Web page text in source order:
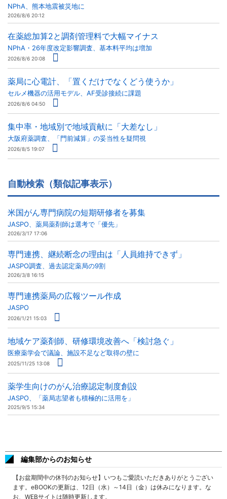
NPhA、熊本地震被災地に
2026/8/6 20:12
在薬総加算2と調剤管理料で大幅マイナス
NPhA・26年度改定影響調査、基本料平均は増加
2026/8/6 20:08
薬局に心電計、「置くだけでなくどう使うか」
セルメ機器の活用モデル、AF受診接続に課題
2026/8/6 04:50
集中率・地域別で地域貢献に「大差なし」
大阪府薬調査、「門前減算」の妥当性を疑問視
2026/8/5 19:07
自動検索（類似記事表示）
米国がん専門病院の短期研修者を募集
JASPO、薬局薬剤師は選考で「優先」
2026/3/17 17:06
専門連携、継続断念の理由は「人員維持できず」
JASPO調査、過去認定薬局の9割
2026/3/8 16:15
専門連携薬局の広報ツール作成
JASPO
2026/1/21 15:03
地域ケア薬剤師、研修環境改善へ「検討急ぐ」
医療薬学会で議論、施設不足など取得の壁に
2025/11/25 13:08
薬学生向けのがん治療認定制度創設
JASPO、「薬局志望者も積極的に活用を」
2025/9/5 15:34
編集部からのお知らせ
【お盆期間中の休刊のお知らせ】いつもご愛読いただきありがとうござい
ます。eBOOKの更新は、12日（水）～14日（金）は休みになります。な
お、WEBサイトは随時更新します。